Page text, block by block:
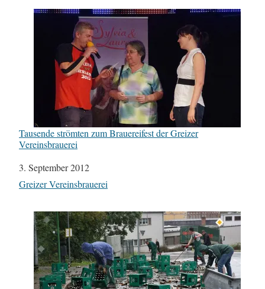
Tausende strömten zum Brauereifest der Greizer
Vereinsbrauerei
Datum
3. September 2012
In Bezug auf
Greizer Vereinsbrauerei